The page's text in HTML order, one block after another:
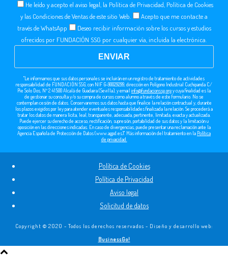
He leído y acepto el aviso legal, la Política de Privacidad, Política de Cookies
y las Condiciones de Ventas de este sitio Web.
Acepto que me contacte a
través de WhatsApp
Deseo recibir información sobre los cursos y estudios
ofrecidos por FUNDACIÓN SSG por cualquier vía, incluida la electrónica.
"Le informamos que sus datos personales se incluirán en un registro de tratamiento de actividades
responsabilidad de FUNDACIÓN SSG, con NIF G-90029299, dirección en Polígono Industrial Cuchipanda C/
Pie Solo Dos, Nº 2 41500 Alcalá de Guadaira (Sevilla), y email info@fundacionssg.orgy cuya finalidad es la
de gestionar su consulta y/o su compra de cursos como alumno a través de este formulario. No se
contemplan cesión de datos. Conservaremos sus datos hasta que finalice la relación contractual y, durante
los plazos exigidos por ley para atender eventuales responsabilidades finalizada la relación. Se procederá a
tratar los datos de manera lícita, leal, transparente, adecuada, pertinente, limitada, exacta y actualizada.
Puede ejercer su derecho de acceso, rectificación, supresión, portabilidad de sus datos y la limitación u
oposición en las direcciones indicadas. En caso de divergencias, puede presentar una reclamación ante la
Agencia Española de Protección de Datos (www.agpd.es)". Más información del tratamiento en la Política
de privacidad.
Copyright © 2020 - Todos los derechos reservados - Diseño y desarrollo web:
BusinessGo!
Política de Cookies
Política de Privacidad
Aviso legal
Solicitud de datos